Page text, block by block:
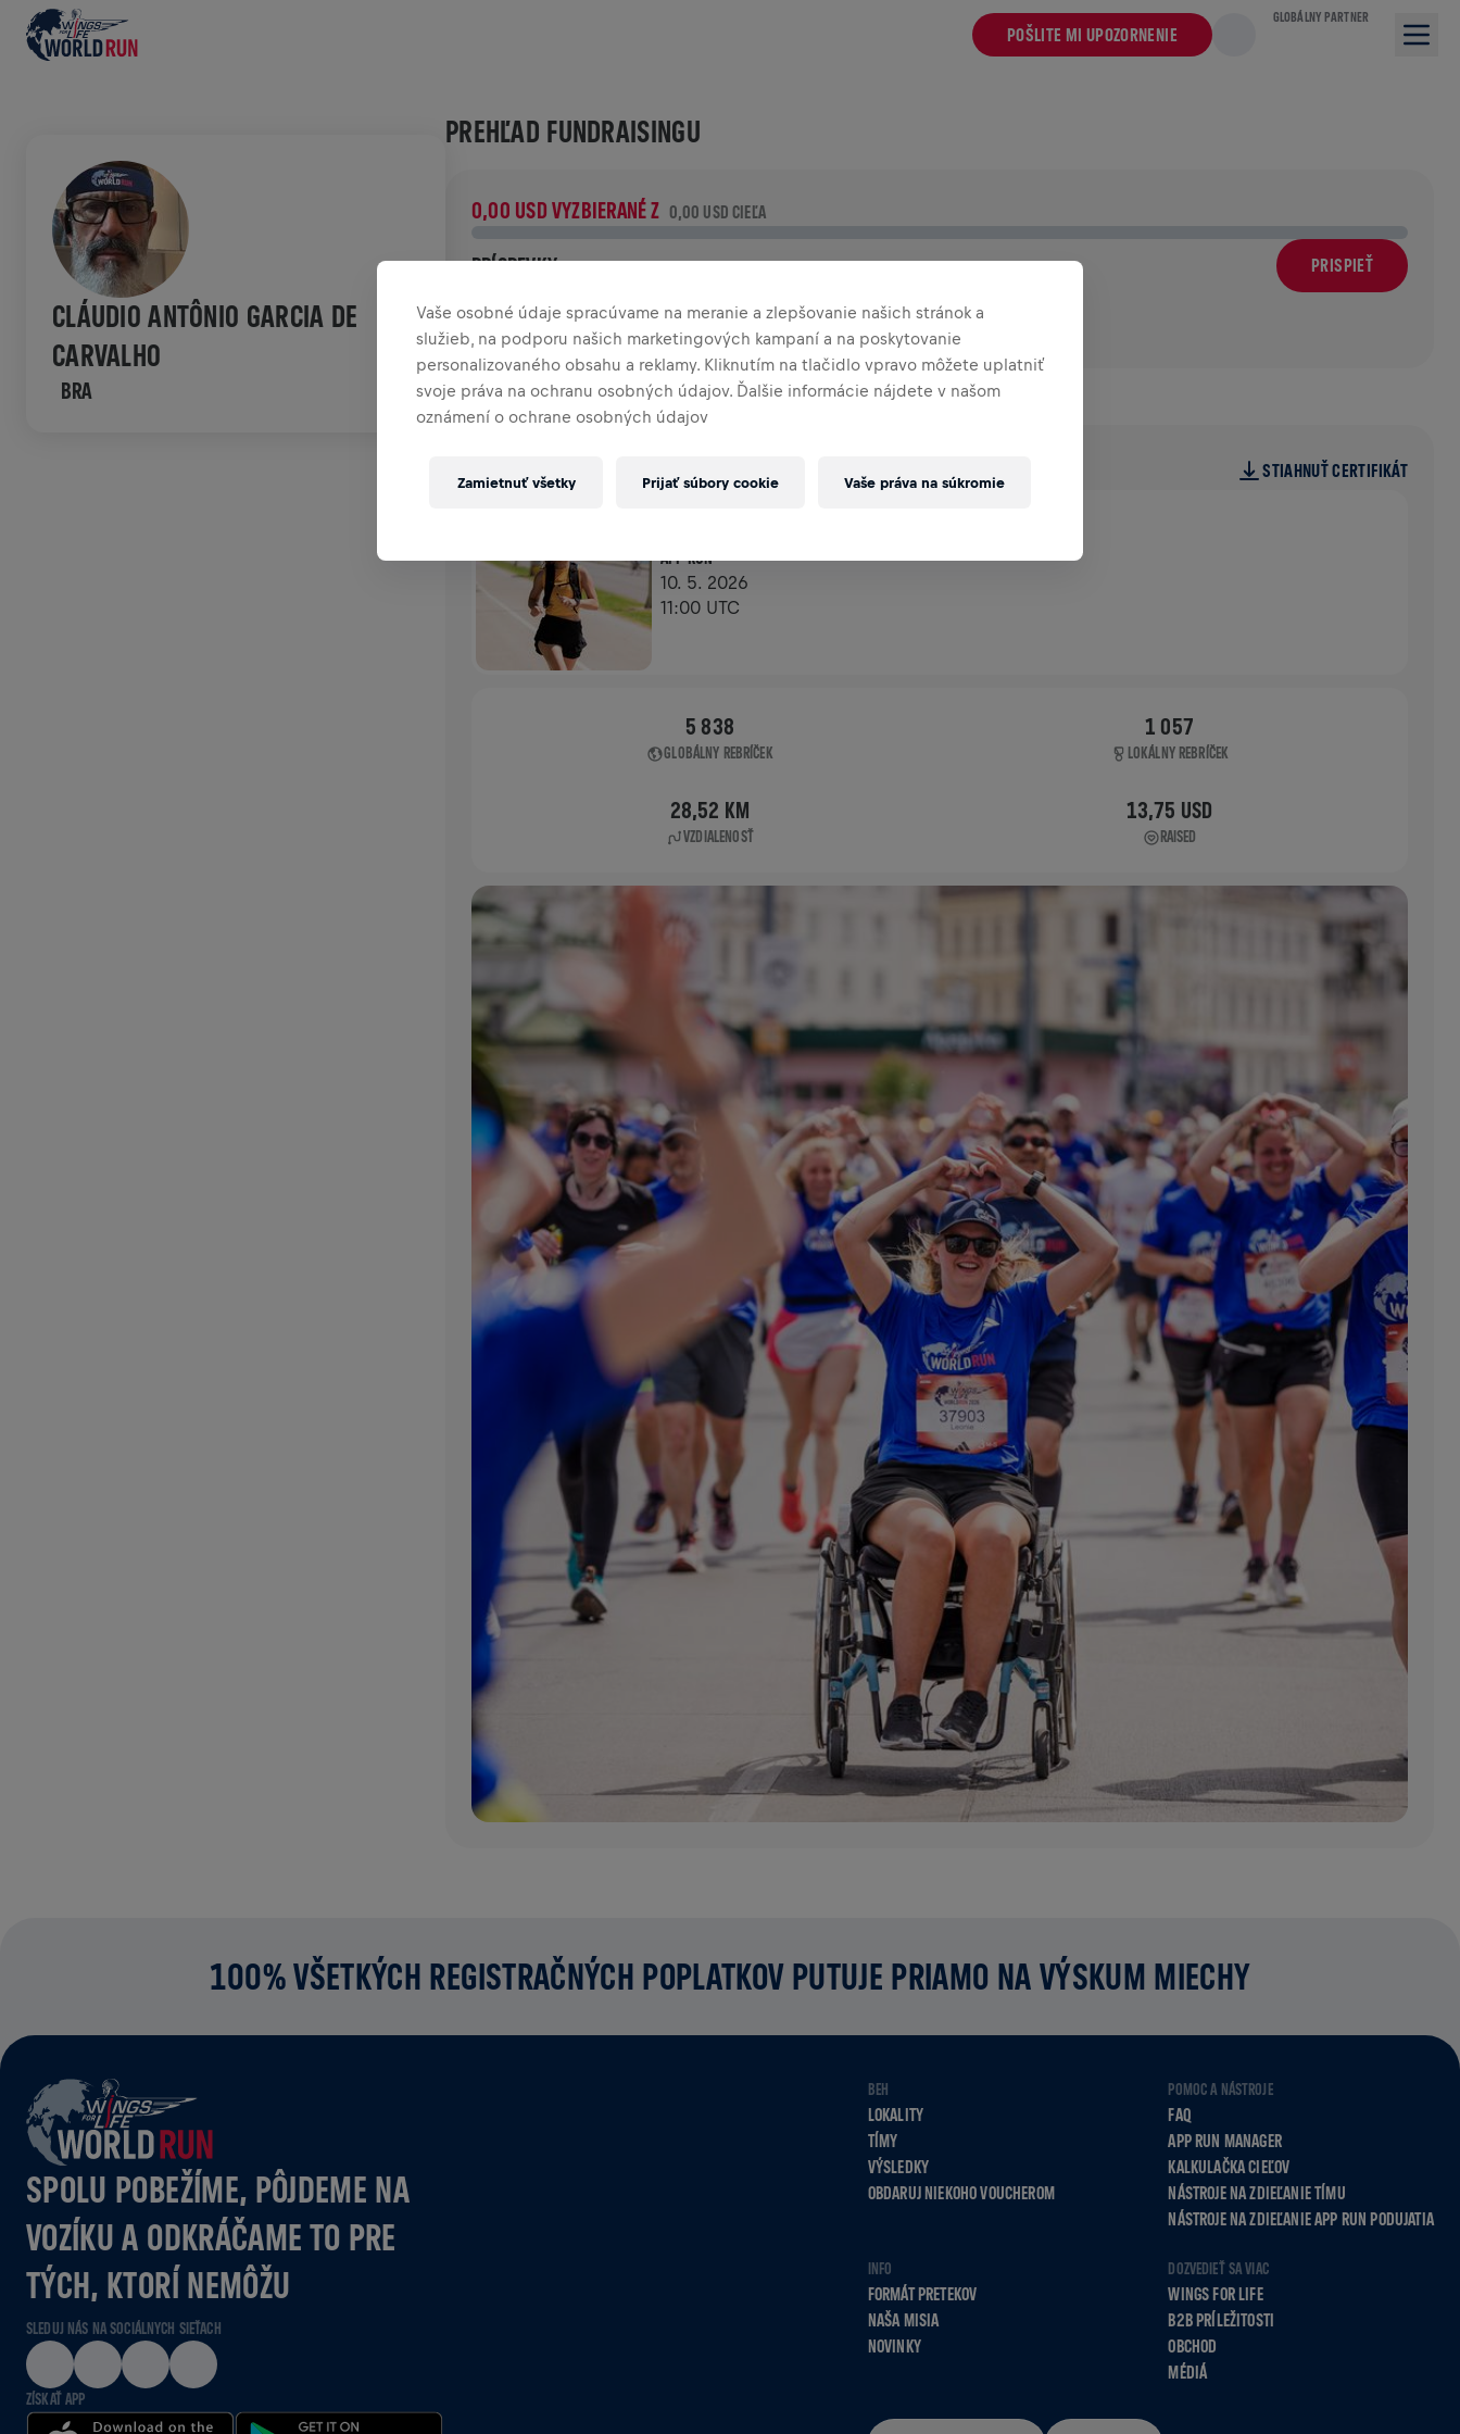
POŠLITE MI UPOZORNENIE
GLOBÁLNY PARTNER
CLÁUDIO ANTÔNIO GARCIA DE
CARVALHO
BRA
PREHĽAD FUNDRAISINGU
0,00 USD VYZBIERANÉ Z 0,00 USD CIEĽA
PRÍSPEVKY PRISPIEŤ
Prispej k zmene! 100 % z tvojho príspevku putuje priamo na
výskum poranení miechy.
HISTÓRIA
WINGS FOR LIFE WORLD RUN STIAHNUŤ CERTIFIKÁT
APP RUN
10. 5. 2026
11:00 UTC
5 838
GLOBÁLNY REBRÍČEK
1 057
LOKÁLNY REBRÍČEK
28,52 KM
VZDIALENOSŤ
13,75 USD
RAISED
100% VŠETKÝCH REGISTRAČNÝCH POPLATKOV PUTUJE PRIAMO NA VÝSKUM MIECHY
SPOLU POBEŽÍME, PÔJDEME NA
VOZÍKU A ODKRÁČAME TO PRE
TÝCH, KTORÍ NEMÔŽU
SLEDUJ NÁS NA SOCIÁLNYCH SIEŤACH
ZÍSKAŤ APP
BEH
LOKALITY
TÍMY
VÝSLEDKY
OBDARUJ NIEKOHO VOUCHEROM
POMOC A NÁSTROJE
FAQ
APP RUN MANAGER
KALKULAČKA CIEĽOV
NÁSTROJE NA ZDIEĽANIE TÍMU
NÁSTROJE NA ZDIEĽANIE APP RUN PODUJATIA
INFO
FORMÁT PRETEKOV
NAŠA MISIA
NOVINKY
DOZVEDIEŤ SA VIAC
WINGS FOR LIFE
B2B PRÍLEŽITOSTI
OBCHOD
MÉDIÁ
Vaše osobné údaje spracúvame na meranie a zlepšovanie našich stránok a
služieb, na podporu našich marketingových kampaní a na poskytovanie
personalizovaného obsahu a reklamy. Kliknutím na tlačidlo vpravo môžete uplatniť
svoje práva na ochranu osobných údajov. Ďalšie informácie nájdete v našom
oznámení o ochrane osobných údajov
Vaše práva na súkromie
Zamietnuť všetky Prijať súbory cookie